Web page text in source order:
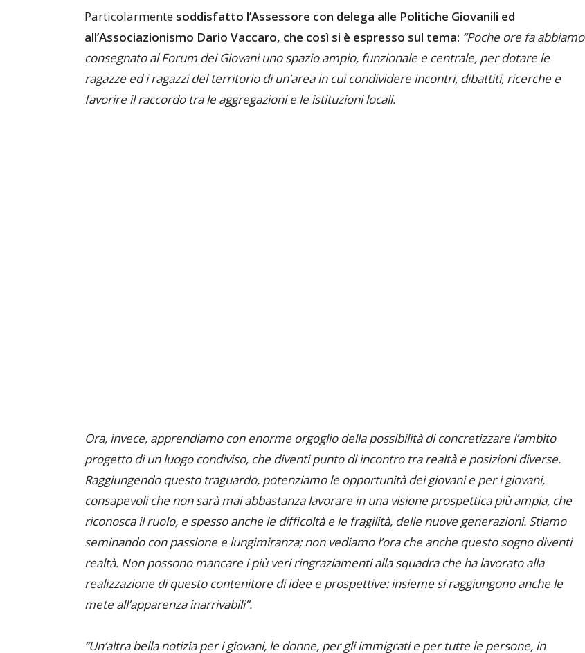
Particolarmente soddisfatto l’Assessore con delega alle Politiche Giovanili ed
all’Associazionismo Dario Vaccaro, che così si è espresso sul tema: “Poche ore fa abbiamo
consegnato al Forum dei Giovani uno spazio ampio, funzionale e centrale, per dotare le
ragazze ed i ragazzi del territorio di un’area in cui condividere incontri, dibattiti, ricerche e
favorire il raccordo tra le aggregazioni e le istituzioni locali.
Ora, invece, apprendiamo con enorme orgoglio della possibilità di concretizzare l’ambìto
progetto di un luogo condiviso, che diventi punto di incontro tra realtà e posizioni diverse.
Raggiungendo questo traguardo, potenziamo le opportunità dei giovani e per i giovani,
consapevoli che non sarà mai abbastanza lavorare in una visione prospettica più ampia, che
riconosca il ruolo, e spesso anche le difficoltà e le fragilità, delle nuove generazioni. Stiamo
seminando con passione e lungimiranza; non vediamo l’ora che anche questo sogno diventi
realtà. Non possono mancare i più veri ringraziamenti alla squadra che ha lavorato alla
realizzazione di questo contenitore di idee e prospettive: insieme si raggiungono anche le
mete all’apparenza inarrivabili”.
“Un’altra bella notizia per i giovani, le donne, per gli immigrati e per tutte le persone, in